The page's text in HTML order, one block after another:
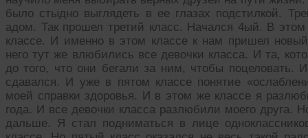
было стыдно выглядеть в ее глазах подстилкой.
адом. Так прошел третий класс. Начался 4ый. В
классе. И именно в этом классе к нам пришел
него тут же влюбились все девочки класса. И та,
до того, что они бегали за ним, чтобы
сдавался. И уже в пятом классе понятие
моей справки здоровья. И в этом же классе я
года. И все девочки класса разлюбили моего
дальше. Я стал подниматься в лице